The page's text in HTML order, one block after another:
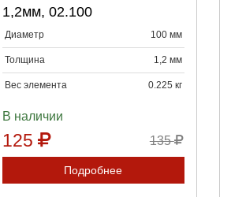
1,2мм, 02.100
Диаметр 100 мм
Толщина 1,2 мм
Вес элемента 0.225 кг
В наличии
125 135
Подробнее
Продолжить